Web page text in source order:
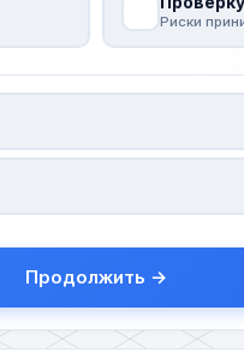
Риски
Продолжить →